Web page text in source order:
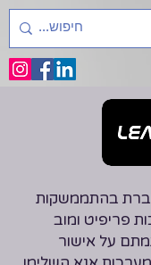
בהתממשקות
פריפיט ומוב
על אישור